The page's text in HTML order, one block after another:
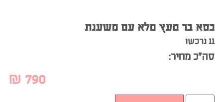
כסא בר מעץ מלא עם משענת
11 נרכשו
סה”כ מחיר:
₪ 790